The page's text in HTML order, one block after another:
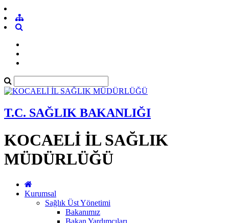
T.C. SAĞLIK BAKANLIĞI
KOCAELİ İL SAĞLIK
MÜDÜRLÜĞÜ
Kurumsal
Sağlık Üst Yönetimi
Bakanımız
Bakan Yardımcıları